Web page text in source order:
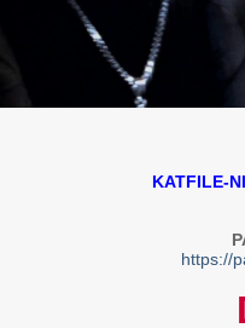
KATFILE-
https://